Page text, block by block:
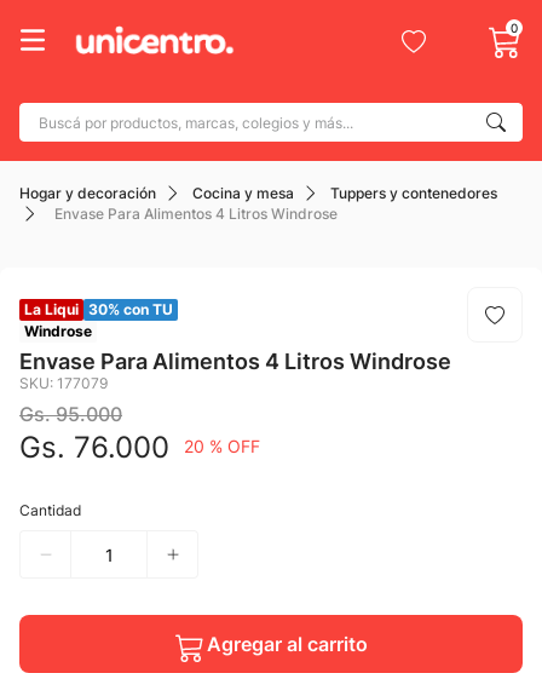
0
Buscá por productos, marcas, colegios y más...
Hogar y decoración Cocina y mesa
Tuppers y contenedores
Envase Para Alimentos 4 Litros Windrose
La Liqui 30% con TU
Windrose
Envase Para Alimentos 4 Litros Windrose
SKU: 177079
Gs. 95.000
Gs. 76.000 20 % OFF
Cantidad
Agregar al carrito
Términos más buscados
1 . adidas
4. botin
5. caterpillar
6. mochila
7. nike